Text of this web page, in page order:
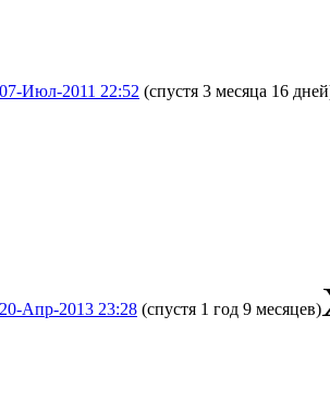
07-Июл-2011 22:52 (спустя 3 месяца 16
20-Апр-2013 23:28 (спустя 1 год 9 месяцев)